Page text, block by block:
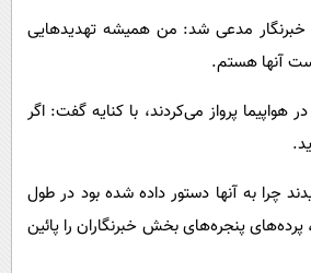
مدعی شد: من همیشه تهدیدهایی
آنها هستم.
در هواپیما پرواز می‌کردند، با کنایه گفت: اگر
چرا به آنها دستور داده شده بود در طول
پرده‌های پنجره‌های بخش خبرنگاران را پائین